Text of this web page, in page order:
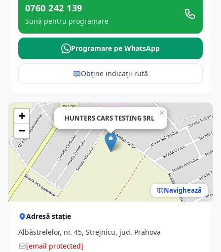
0760 242 139
Sună pentru programare
Programare pe WhatsApp
Obține indicații rută
HUNTERS CARS TESTING SRL
×
+
−
Navighează
Adresă stație
Albăstrelelor, nr. 45, Strejnicu, jud. Prahova
[email protected]